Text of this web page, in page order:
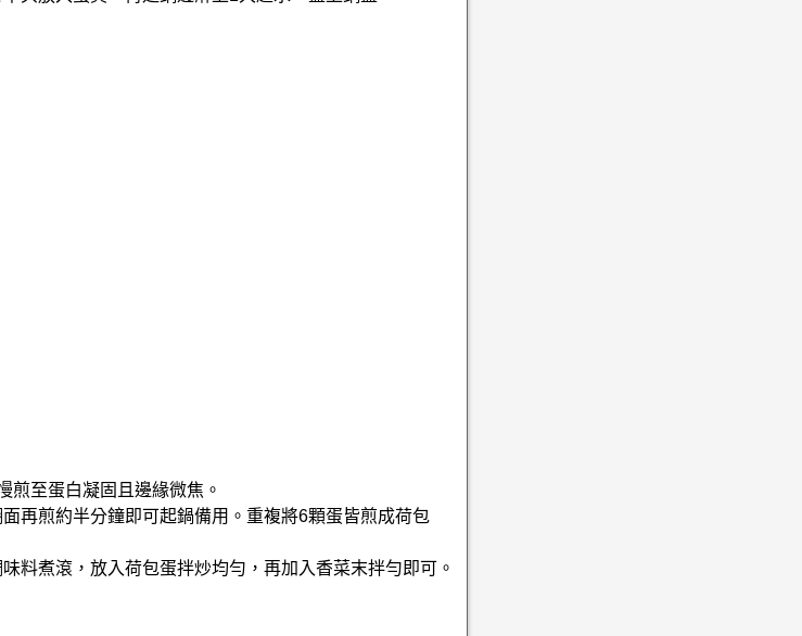
煎至蛋白凝固且邊緣微焦。
再煎約半分鐘即可起鍋備用。重複將6顆蛋皆煎成荷包
料煮滾，放入荷包蛋拌炒均勻，再加入香菜末拌勻即可。